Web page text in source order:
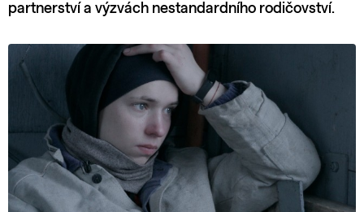
partnerství a výzvách nestandardního rodičovství.